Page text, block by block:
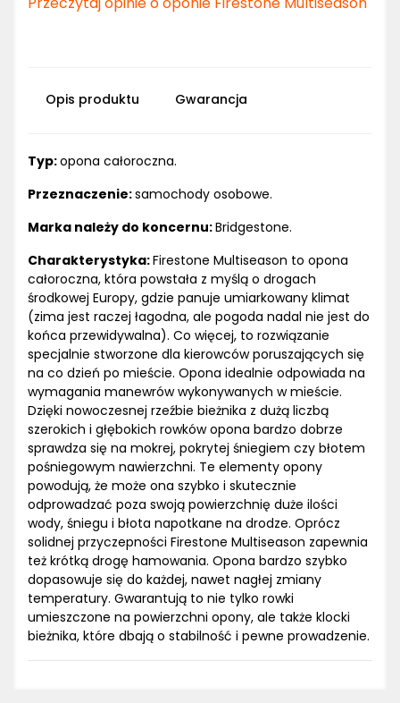
Opis produktu Gwarancja
Typ:opona całoroczna.
Przeznaczenie:samochody osobowe.
Marka należy do koncernu:Bridgestone.
Charakterystyka:Firestone Multiseason to opona
całoroczna, która powstała z myślą o drogach
środkowej Europy, gdzie panuje umiarkowany klimat
(zima jest raczej łagodna, ale pogoda nadal nie jest do
końca przewidywalna). Co więcej, to rozwiązanie
specjalnie stworzone dla kierowców poruszających się
na co dzień po mieście. Opona idealnie odpowiada na
wymagania manewrów wykonywanych w mieście.
Dzięki nowoczesnej rzeźbie bieżnika z dużą liczbą
szerokich i głębokich rowków opona bardzo dobrze
sprawdza się na mokrej, pokrytej śniegiem czy błotem
pośniegowym nawierzchni. Te elementy opony
powodują, że może ona szybko i skutecznie
odprowadzać poza swoją powierzchnię duże ilości
wody, śniegu i błota napotkane na drodze. Oprócz
solidnej przyczepności Firestone Multiseason zapewnia
też krótką drogę hamowania. Opona bardzo szybko
dopasowuje się do każdej, nawet nagłej zmiany
temperatury. Gwarantują to nie tylko rowki
umieszczone na powierzchni opony, ale także klocki
bieżnika, które dbają o stabilność i pewne prowadzenie.